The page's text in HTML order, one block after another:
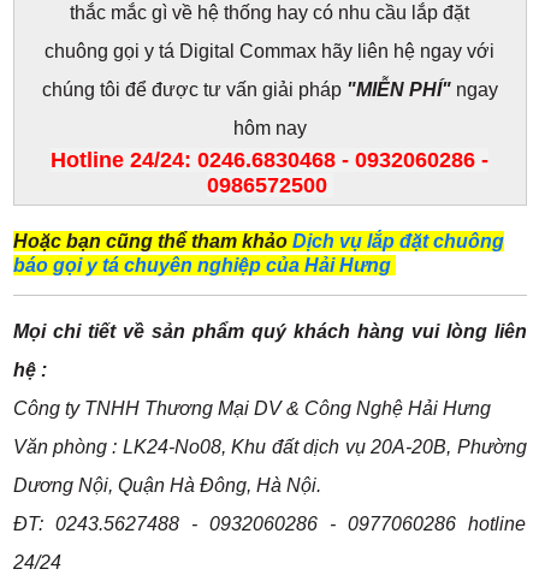
thắc mắc gì về hệ thống hay có nhu cầu lắp đặt
chuông gọi y tá Digital Commax hãy liên hệ ngay với
chúng tôi để được tư vấn giải pháp "MIỄN PHÍ"ngay
hôm nay
Hotline 24/24: 0246.6830468 - 0932060286 -
0986572500
Hoặc bạn cũng thể tham khảo Dịch vụ lắp đặt chuông
báo gọi y tá chuyên nghiệp của Hải Hưng
Mọi chi tiết về sản phẩm quý khách hàng vui lòng liên
hệ :
Công ty TNHH Thương Mại DV & Công Nghệ Hải Hưng
Văn phòng : LK24-No08, Khu đất dịch vụ 20A-20B, Phường
Dương Nội, Quận Hà Đông, Hà Nội.
ĐT: 0243.5627488 - 0932060286 - 0977060286 hotline
24/24